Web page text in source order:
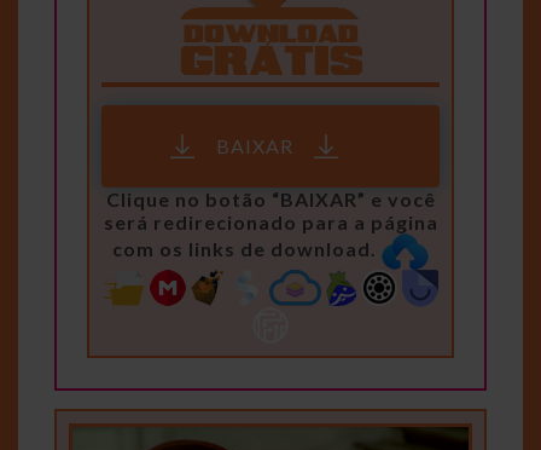
BAIXAR
Clique no botão “BAIXAR” e você
será redirecionado para a página
com os links de download.